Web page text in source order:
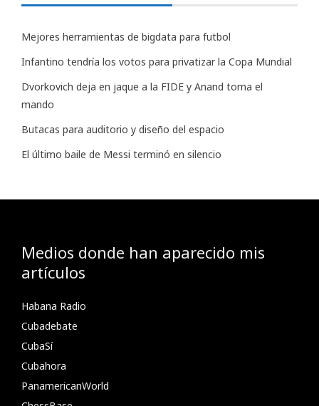
Mejores herramientas de bigdata para futbol
Infantino tendría los votos para privatizar la Copa Mundial
Dvorkovich deja en jaque a la FIDE y Anand toma el
mando
Butacas para auditorio y diseño del espacio
El último baile de Messi terminó en silencio
Medios donde han aparecido mis
artículos
Habana Radio
Cubadebate
CubaSí
Cubahora
PanamericanWorld